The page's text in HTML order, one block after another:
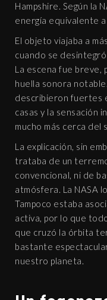
Hampshire. Según la
energía equivalente
El objeto viajaba a
cuando se
La escena fue breve,
huella sonora
describieron fuertes
casas y la sensación
mucho más cerca del
La explicación, sin
trataba de un
convencional, ni de
atmósfera. La NASA
Tampoco estaba
activa, por lo que
que cruzó la órbita
bastante
nuestro planeta.